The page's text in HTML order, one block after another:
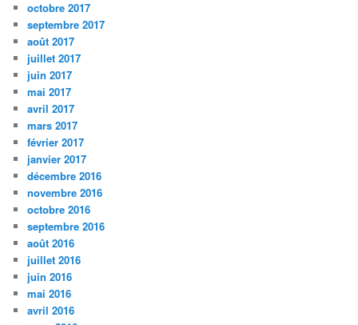
octobre 2017
septembre 2017
août 2017
juillet 2017
juin 2017
mai 2017
avril 2017
mars 2017
février 2017
janvier 2017
décembre 2016
novembre 2016
octobre 2016
septembre 2016
août 2016
juillet 2016
juin 2016
mai 2016
avril 2016